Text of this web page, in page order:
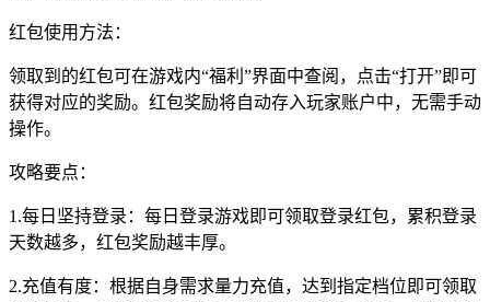
红包使用方法：
领取到的红包可在游戏内“福利”界面中查阅，点击“打开”即可
获得对应的奖励。红包奖励将自动存入玩家账户中，无需手动
操作。
攻略要点：
1.每日坚持登录：每日登录游戏即可领取登录红包，累积登录
天数越多，红包奖励越丰厚。
2.充值有度：根据自身需求量力充值，达到指定档位即可领取